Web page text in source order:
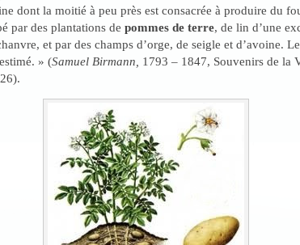
dont la moitié à peu près est consacrée à produire du
par des plantations de pommes de terre, de lin d’une
et par des champs d’orge, de seigle et d’avoine.
» (Samuel Birmann, 1793 – 1847, Souvenirs de la